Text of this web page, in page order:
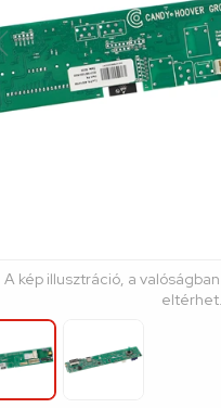
A kép illusztráció, a
eltérhet.